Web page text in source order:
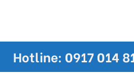
Hotline: 0917 014